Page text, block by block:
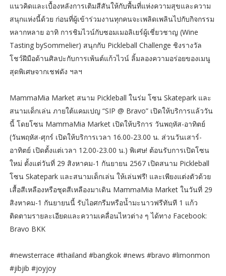
แนวคิดและเบื้องหลังการเติมสีสันให้กับพื้นที่แห่งความสุขและความ
สนุกแห่งนี้ด้วย ก่อนที่ผู้เข้าร่วมงานทุกคนจะเพลิดเพลินไปกับกิจกรรม
หลากหลาย อาทิ การชิมไวน์กับซอมเมอลิเยร์ผู้เชี่ยวชาญ (Wine
Tasting bySommelier) สนุกกับ Pickleball Challenge ชิงรางวัล
โชว์ฝีมือด้านศิลปะกับการเพ้นต์แก้วไวน์ ลิ้มลองความอร่อยของเมนู
สุดพิเศษจากเชฟดัง ฯลฯ
MammaMia Market สนาม Pickleball ในร่ม โซน Skatepark และ
สนามเด็กเล่น ภายใต้แคมเปญ “SIP @ Bravo” เปิดให้บริการแล้ววัน
นี้ โดยโซน MammaMia Market เปิดให้บริการ วันพฤหัส-อาทิตย์
(วันพฤหัส-ศุกร์ เปิดให้บริการเวลา 16.00-23.00 น. ส่วนวันเสาร์-
อาทิตย์ เปิดตั้งแต่เวลา 12.00-23.00 น.) พิเศษ! ต้อนรับการเปิดโซน
ใหม่ ตั้งแต่วันที่ 29 สิงหาคม-1 กันยายน 2567 เปิดสนาม Pickleball
โซน Skatepark และสนามเด็กเล่น ให้เล่นฟรี! และเพียงแต่งตัวด้วย
เสื้อสีเหลืองหรือชุดสีเหลืองมาเดิน MammaMia Market ในวันที่ 29
สิงหาคม-1 กันยายนนี้ รับไอศกรีมหรือน้ำมะนาวฟรีทันที 1 แก้ว
ติดตามรายละเอียดและความเคลื่อนไหวต่าง ๆ ได้ทาง Facebook:
Bravo BKK
#newsterrace #thailand #bangkok #news #bravo #limonmon
#jibjib #joyjoy